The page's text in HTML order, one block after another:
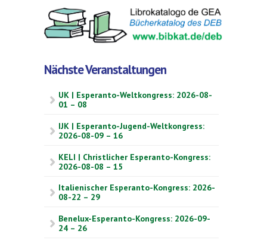
Nächste Veranstaltungen
UK | Esperanto-Weltkongress: 2026-08-
01 – 08
IJK | Esperanto-Jugend-Weltkongress:
2026-08-09 – 16
KELI | Christlicher Esperanto-Kongress:
2026-08-08 – 15
Italienischer Esperanto-Kongress: 2026-
08-22 – 29
Benelux-Esperanto-Kongress: 2026-09-
24 – 26